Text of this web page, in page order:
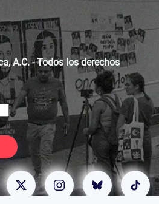
A.C. - Todos los derechos